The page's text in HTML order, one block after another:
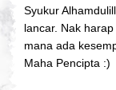
Syukur
lancar. Nak
mana ada
Maha Pencipta :)